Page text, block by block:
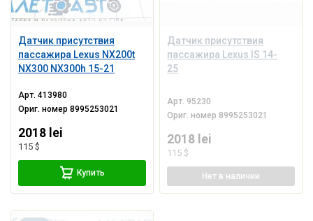
Датчик присутствия
пассажира Lexus NX200t
NX300 NX300h 15-21
Арт.413980
Ориг. номер8995253021
2018 lei
115 $
Купить
Датчик присутствия
пассажира Lexus IS 14-
25
Арт. 95230
Ориг. номер 8995253021
2018 lei
115 $
Нет в наличии